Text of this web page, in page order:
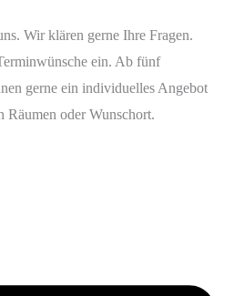
Wir klären gerne Ihre Fragen.
ein. Ab fünf
gerne ein individuelles Angebot
Räumen oder Wunschort.